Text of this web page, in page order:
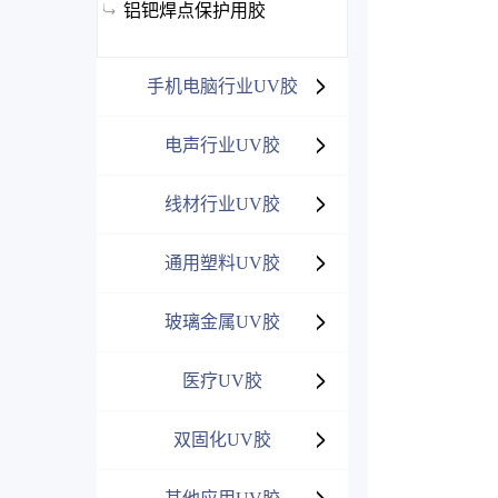
铝钯焊点保护用胶
手机电脑行业UV胶
电声行业UV胶
线材行业UV胶
通用塑料UV胶
玻璃金属UV胶
医疗UV胶
双固化UV胶